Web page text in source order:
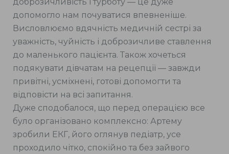
допомогло нам почуватися впевненіше.
Висловлюємо вдячність медичній сестрі за
уважність, чуйність і доброзичливе ставлення
до маленького пацієнта. Також хочеться
подякувати дівчатам на рецепції — завжди
привітні, усміхнені, готові допомогти та
відповісти на всі запитання.
Дуже сподобалося, що перед операцією все
було організовано комплексно: Артему
зробили ЕКГ, його оглянув педіатр, усе
проходило чітко, спокійно та без зайвого